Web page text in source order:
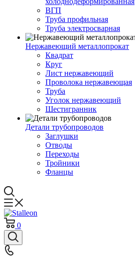
ВГП
Труба профильная
Труба электросварная
Нержавеющий металлопрокат
Квадрат
Круг
Лист нержавеющий
Проволока нержавеющая
Труба
Уголок нержавеющий
Шестигранник
Детали трубопроводов
Заглушки
Отводы
Переходы
Тройники
Фланцы
0